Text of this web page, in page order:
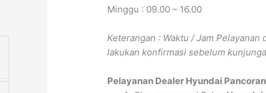
Minggu : 09.00 – 16.00
Keterangan : Waktu / Jam
lakukan konfirmasi sebelum
Pelayanan Dealer Hyundai Pancoran